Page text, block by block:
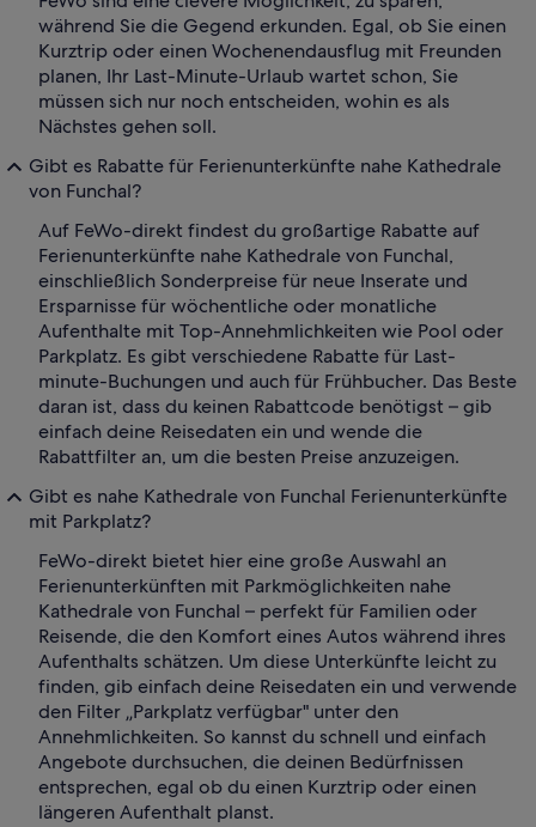
während Sie die Gegend erkunden. Egal, ob Sie einen
Kurztrip oder einen Wochenendausflug mit Freunden
planen, Ihr Last-Minute-Urlaub wartet schon, Sie
müssen sich nur noch entscheiden, wohin es als
Nächstes gehen soll.
Gibt es Rabatte für Ferienunterkünfte nahe Kathedrale
von Funchal?
Auf FeWo-direkt findest du großartige Rabatte auf
Ferienunterkünfte nahe Kathedrale von Funchal,
einschließlich Sonderpreise für neue Inserate und
Ersparnisse für wöchentliche oder monatliche
Aufenthalte mit Top-Annehmlichkeiten wie Pool oder
Parkplatz. Es gibt verschiedene Rabatte für Last-
minute-Buchungen und auch für Frühbucher. Das Beste
daran ist, dass du keinen Rabattcode benötigst – gib
einfach deine Reisedaten ein und wende die
Rabattfilter an, um die besten Preise anzuzeigen.
Gibt es nahe Kathedrale von Funchal Ferienunterkünfte
mit Parkplatz?
FeWo-direkt bietet hier eine große Auswahl an
Ferienunterkünften mit Parkmöglichkeiten nahe
Kathedrale von Funchal – perfekt für Familien oder
Reisende, die den Komfort eines Autos während ihres
Aufenthalts schätzen. Um diese Unterkünfte leicht zu
finden, gib einfach deine Reisedaten ein und verwende
den Filter „Parkplatz verfügbar" unter den
Annehmlichkeiten. So kannst du schnell und einfach
Angebote durchsuchen, die deinen Bedürfnissen
entsprechen, egal ob du einen Kurztrip oder einen
längeren Aufenthalt planst.